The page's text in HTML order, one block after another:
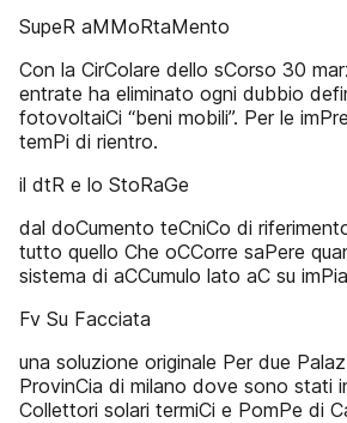
SupeR aMMoRtaMento
Con la CirColare dello sCorso 30
entrate ha eliminato ogni dubbio
fotovoltaiCi “beni mobili”. Per le
temPi di rientro.
il dtR e lo StoRaGe
dal doCumento teCniCo di
tutto quello Che oCCorre saPere
sistema di aCCumulo lato aC su
Fv Su Facciata
una soluzione originale Per due
ProvinCia di milano dove sono stati
Collettori solari termiCi e PomPe di